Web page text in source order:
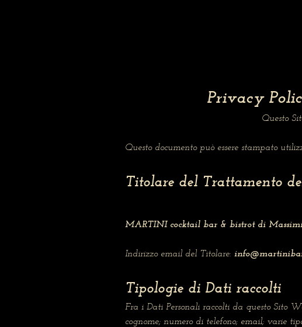
Privacy
Questo
Questo documento può essere stampato
Titolare del Trattamento
MARTINI cocktail bar & bistrot di
Indirizzo email del Titolare:
Tipologie di Dati raccolti
Fra i Dati Personali raccolti da questo Sito
cognome; numero di telefono; email; varie